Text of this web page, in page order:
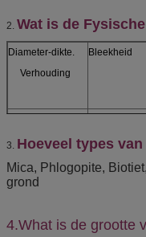
2. Wat is de
Diameter-dikte.
Verhouding
Bleekheid
3. Hoeveel types
Mica, Phlogopite,
grond
4.What is de grootte